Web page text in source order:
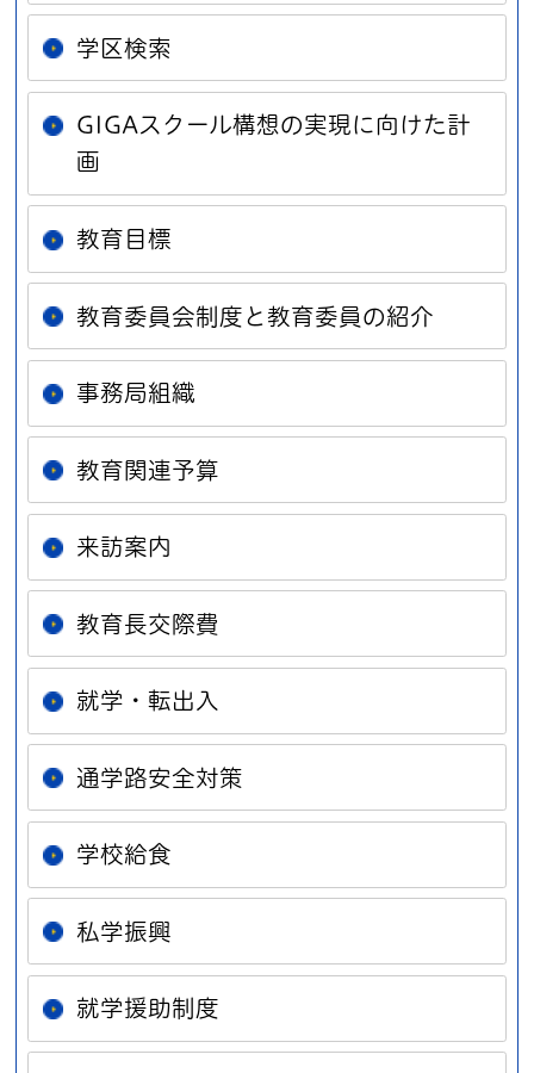
学区検索
GIGAスクール構想の実現に向けた計
画
教育目標
教育委員会制度と教育委員の紹介
事務局組織
教育関連予算
来訪案内
教育長交際費
就学・転出入
通学路安全対策
学校給食
私学振興
就学援助制度